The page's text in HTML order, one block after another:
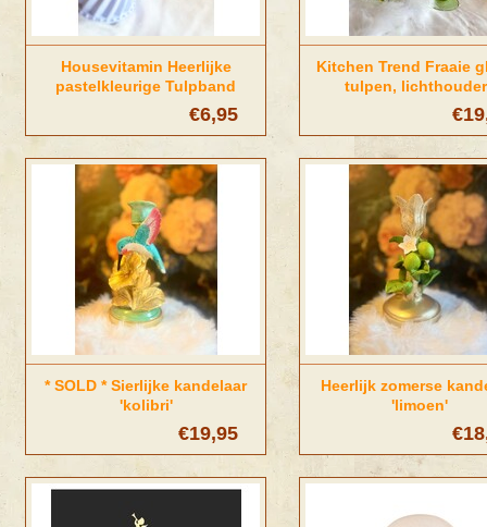
Housevitamin Heerlijke
pastelkleurige Tulpband
Kaarsenhouders€6,95
Kitchen Trend Fraaie
tulpen,
* SOLD * Sierlijke kandelaar
'kolibri'
€19,95
Heerlijk zomerse
'limoen'